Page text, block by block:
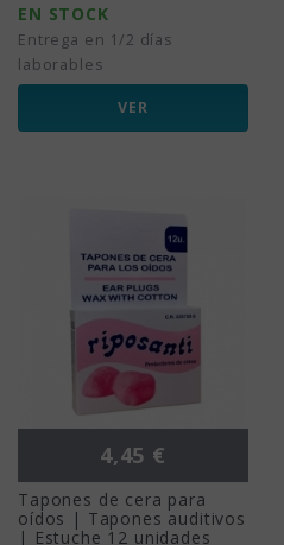
EN STOCK
Entrega en 1/2 días
laborables
VER
Precio
4,45 €
Tapones de cera para
oídos | Tapones auditivos
| Estuche 12 unidades